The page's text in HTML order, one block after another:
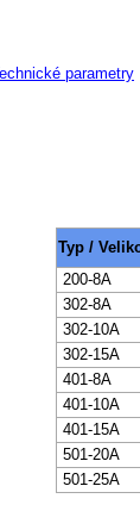
parametry
Typ /
200-8A
302-8A
302-10A
302-15A
401-8A
401-10A
401-15A
501-20A
501-25A